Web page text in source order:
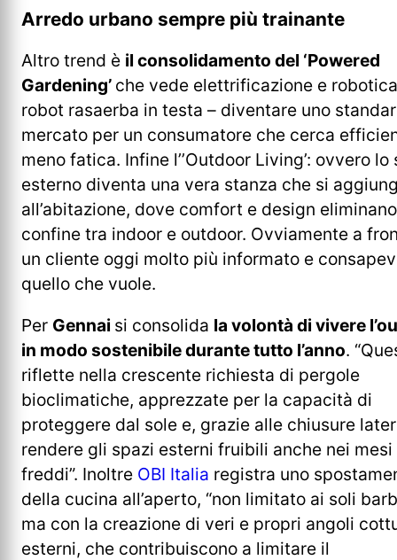
Arredo urbano sempre più trainante
Altro trend è il consolidamento del ‘Powered
Gardening’ che vede elettrificazione e
robot rasaerba in testa – diventare uno
mercato per un consumatore che cerca
meno fatica. Infine l’’Outdoor Living’: ovvero lo
esterno diventa una vera stanza che si
all’abitazione, dove comfort e design
confine tra indoor e outdoor. Ovviamente a
un cliente oggi molto più informato e
quello che vuole.
Per Gennai si consolida la volontà di vivere
in modo sostenibile durante tutto l’anno.
riflette nella crescente richiesta di pergole
bioclimatiche, apprezzate per la capacità di
proteggere dal sole e, grazie alle chiusure
rendere gli spazi esterni fruibili anche nei mesi
freddi”. Inoltre OBI Italia registra uno
della cucina all’aperto, “non limitato ai soli
ma con la creazione di veri e propri angoli
esterni, che contribuiscono a limitare il